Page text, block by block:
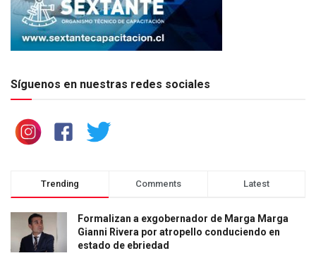
Síguenos en nuestras redes sociales
Trending Comments Latest
Formalizan a exgobernador de Marga Marga
Gianni Rivera por atropello conduciendo en
estado de ebriedad